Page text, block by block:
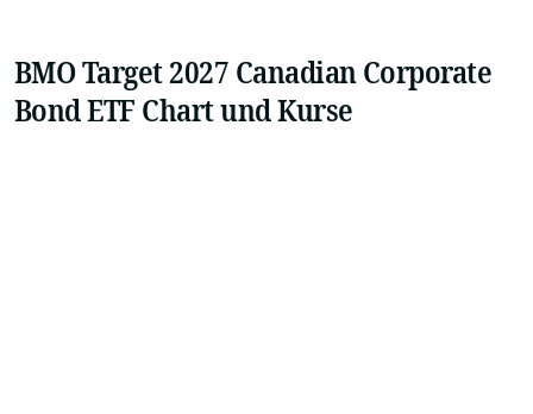
BMO Target 2027 Canadian Corporate
Bond ETF Chart und Kurse